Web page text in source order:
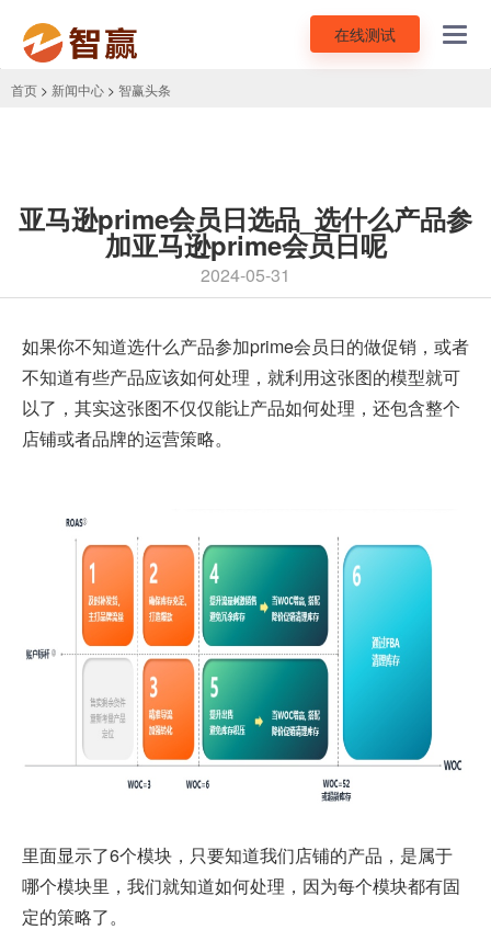
在线测试
首页 > 新闻中心 > 智赢头条
亚马逊prime会员日选品_选什么产品参
加亚马逊prime会员日呢
2024-05-31
如果你不知道选什么产品参加prime会员日的做促销，或者
不知道有些产品应该如何处理，就利用这张图的模型就可
以了，其实这张图不仅仅能让产品如何处理，还包含整个
店铺或者品牌的运营策略。
里面显示了6个模块，只要知道我们店铺的产品，是属于
哪个模块里，我们就知道如何处理，因为每个模块都有固
定的策略了。